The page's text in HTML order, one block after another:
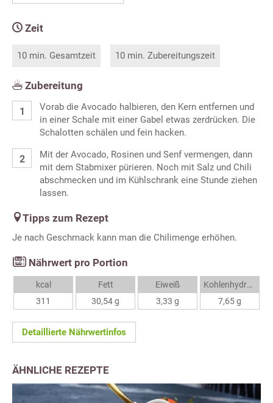
Zeit
10 min. Gesamtzeit 10 min. Zubereitungszeit
Zubereitung
Vorab die Avocado halbieren, den Kern entfernen und
in einer Schale mit einer Gabel etwas zerdrücken. Die
Schalotten schälen und fein hacken.
Mit der Avocado, Rosinen und Senf vermengen, dann
mit dem Stabmixer pürieren. Noch mit Salz und Chili
abschmecken und im Kühlschrank eine Stunde ziehen
lassen.
Tipps zum Rezept
Je nach Geschmack kann man die Chilimenge erhöhen.
Nährwert pro Portion
kcal
311
Fett
30,54 g
Eiweiß
3,33 g
Kohlenhydrate
7,65 g
Detaillierte Nährwertinfos
ÄHNLICHE REZEPTE